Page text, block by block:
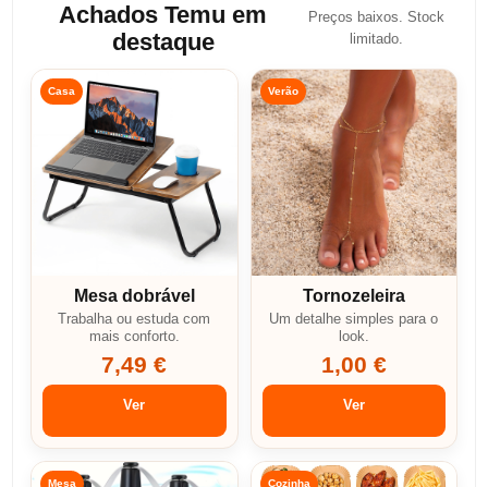
Achados Temu em
destaque
Preços baixos. Stock
limitado.
Casa
Mesa dobrável
Trabalha ou estuda com
mais conforto.
7,49 €
Ver
Verão
Tornozeleira
Um detalhe simples para o
look.
1,00 €
Ver
Mesa Cozinha